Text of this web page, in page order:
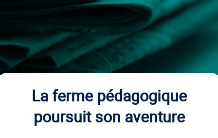
La ferme pédagogique
poursuit son aventure